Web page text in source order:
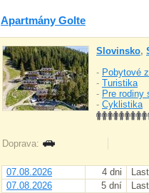
Apartmány Golte
Slovinsko,
- Pobytové
- Turistika
- Pre rodiny
- Cyklistika
Doprava:
07.08.2026 4 dni
07.08.2026
5 dní